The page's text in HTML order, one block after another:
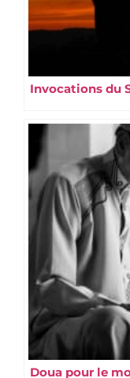
Invocations du
Doua pour le